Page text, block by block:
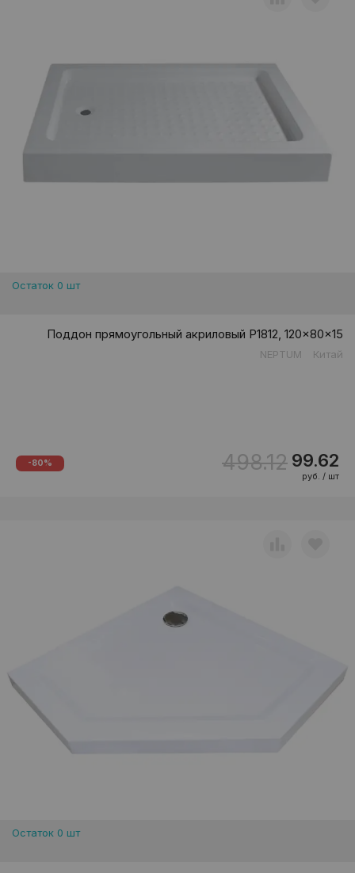
Остаток 0 шт
Поддон прямоугольный акриловый P1812, 120x80x15
NEPTUM Китай
-80% 498.12 99.62
руб. / шт
Остаток 0 шт